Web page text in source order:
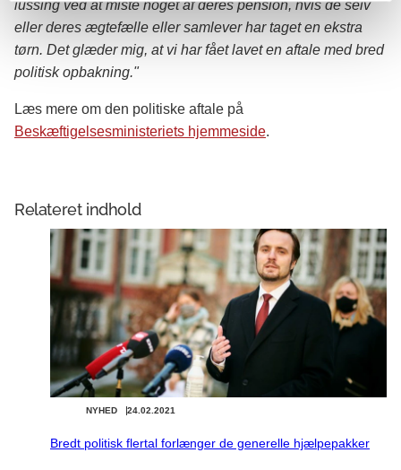
lussing ved at miste noget af deres pension, hvis de selv
eller deres ægtefælle eller samlever har taget en ekstra
tørn. Det glæder mig, at vi har fået lavet en aftale med bred
politisk opbakning."
Læs mere om den politiske aftale på
Beskæftigelsesministeriets hjemmeside.
Relateret indhold
24.02.2021
NYHED
Bredt politisk flertal forlænger de generelle hjælpepakker